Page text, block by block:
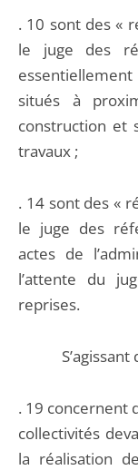
. 10 sont des «
le juge des
situés à
construction et
travaux ;
. 14 sont des «
le juge des
actes de
l’attente du
reprises.
S’agissant
. 19 concernent
collectivités
la réalisation